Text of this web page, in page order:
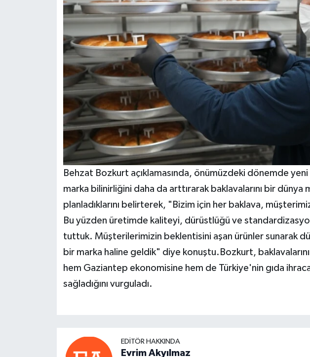
Behzat Bozkurt açıklamasında, önümüzdeki dönemde yeni
marka bilinirliğini daha da arttırarak baklavalarını bir dünya
planladıklarını belirterek, "Bizim için her baklava,
Bu yüzden üretimde kaliteyi, dürüstlüğü ve
tuttuk. Müşterilerimizin beklentisini aşan ürünler sunarak
bir marka haline geldik" diye konuştu.Bozkurt, baklavalarının
hem Gaziantep ekonomisine hem de Türkiye'nin gıda
sağladığını vurguladı.
EDITÖR HAKKINDA
Evrim Akyılmaz